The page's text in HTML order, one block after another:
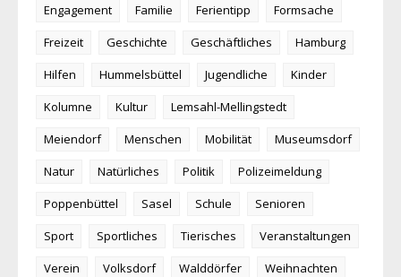
Engagement
Familie Ferientipp
Formsache
Freizeit
Geschichte Geschäftliches
Hamburg
Hilfen
Hummelsbüttel Jugendliche
Kinder
Kolumne
Kultur
Lemsahl-Mellingstedt
Meiendorf
Menschen Mobilität
Museumsdorf
Natur
Natürliches Politik
Polizeimeldung
Poppenbüttel
Sasel Schule
Senioren
Sport
Sportliches Tierisches
Veranstaltungen
Verein
Volksdorf Walddörfer
Weihnachten